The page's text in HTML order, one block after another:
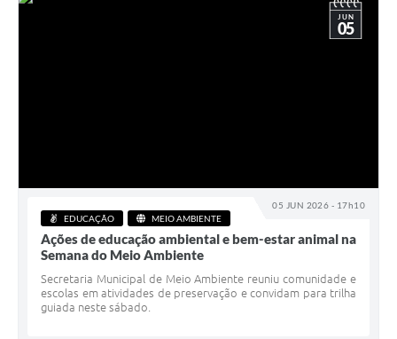
05 JUN 2026 - 17h10
JUN
05
EDUCAÇÃO MEIO AMBIENTE
Ações de educação ambiental e bem-estar animal na
Semana do Meio Ambiente
Secretaria Municipal de Meio Ambiente reuniu comunidade e
escolas em atividades de preservação e convidam para trilha
guiada neste sábado.